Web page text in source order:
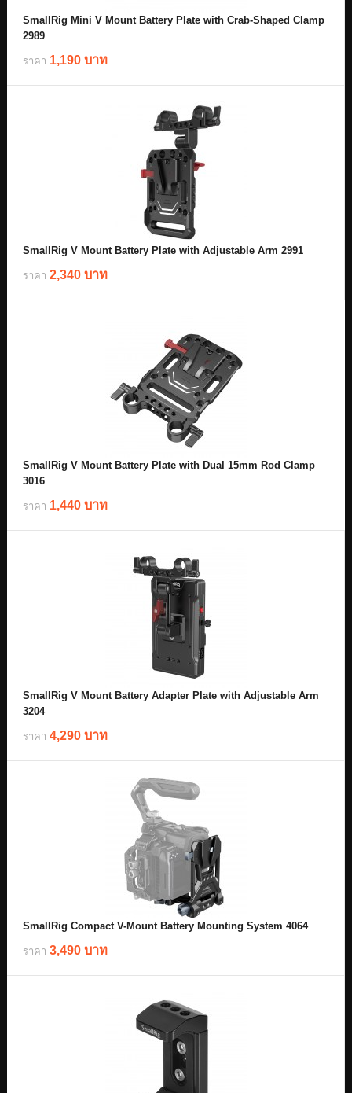
SmallRig Mini V Mount Battery Plate with Crab-Shaped Clamp
2989
ราคา 1,190 บาท
SmallRig V Mount Battery Plate with Adjustable Arm 2991
ราคา 2,340 บาท
SmallRig V Mount Battery Plate with Dual 15mm Rod Clamp
3016
ราคา 1,440 บาท
SmallRig V Mount Battery Adapter Plate with Adjustable Arm
3204
ราคา 4,290 บาท
SmallRig Compact V-Mount Battery Mounting System 4064
ราคา 3,490 บาท